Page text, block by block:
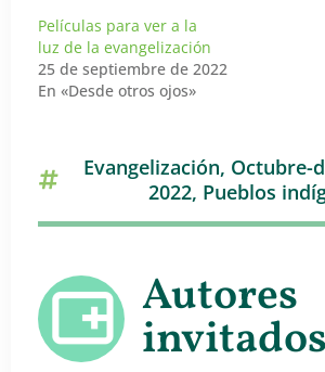
Películas para ver a la
luz de la evangelización
25 de septiembre de 2022
En «Desde otros ojos»
Evangelización, Octubre-
2022, Pueblos
Autores
invitados